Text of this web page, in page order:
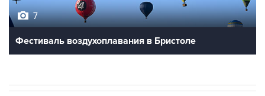
7
Фестиваль воздухоплавания в Бристоле